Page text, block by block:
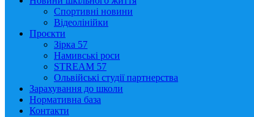
Спортивні новини
Відеолінійки
Проєкти
Зірка 57
Намивські роси
STREAM 57
Ольвійські студії партнерства
Зарахування до школи
Нормативна база
Контакти